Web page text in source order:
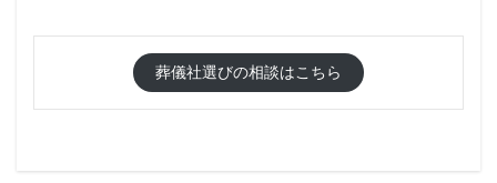
葬儀社選びの相談はこちら